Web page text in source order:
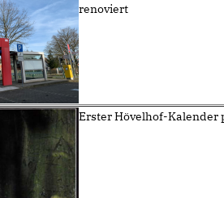
renoviert
Erster Hövelhof-Kalender